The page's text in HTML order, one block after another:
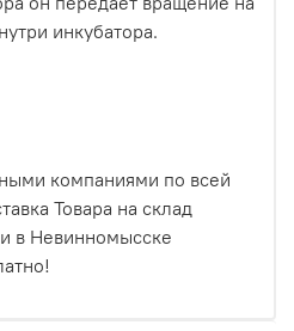
инкубатора.
компаниями по всей
Товара на склад
в Невинномысске